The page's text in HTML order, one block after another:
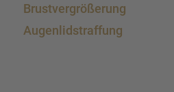
Brust­ver­grö­ße­rung
Augen­lid­s­traf­fung